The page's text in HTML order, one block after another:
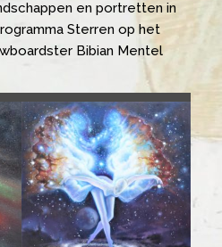
en portretten in
Sterren op het
Bibian Mentel